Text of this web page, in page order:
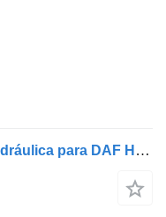
Pompa hidraulică PTO bomba hidráulica para DAF Hydro Leduc camión